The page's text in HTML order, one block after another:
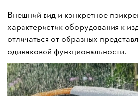
Внешний вид и конкретное
характеристик оборудования к
отличаться от образных
одинаковой функциональности.